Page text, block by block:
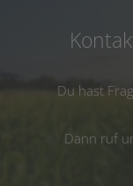
Du hast
Dann ruf